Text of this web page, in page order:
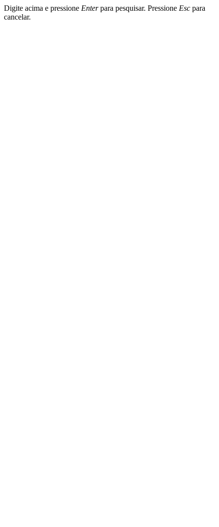
Digite acima e pressione Enterpara pesquisar. Pressione Esc para
cancelar.